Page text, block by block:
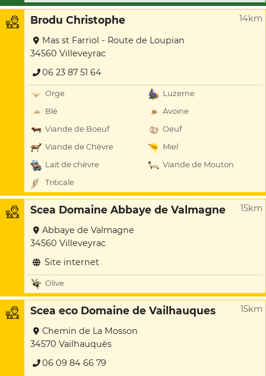
Brodu Christophe 14km
Mas st Farriol - Route de Loupian
34560 Villeveyrac
06 23 87 51 64
Orge
Luzerne
Blé
Avoine
Viande de Boeuf
Oeuf
Viande de Chèvre
Miel
Lait de chèvre
Viande de Mouton
Triticale
Scea Domaine Abbaye de Valmagne 15km
Abbaye de Valmagne
34560 Villeveyrac
Site internet
Olive
Scea eco Domaine de Vailhauques 15km
Chemin de La Mosson
34570 Vailhauquès
06 09 84 66 79